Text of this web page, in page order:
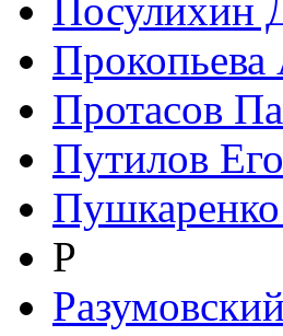
Посулихин
Прокопьева
Протасов
Путилов
Р